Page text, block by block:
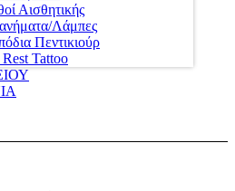
Αισθητικής
Λάμπες
Πεντικιούρ
Tattoo